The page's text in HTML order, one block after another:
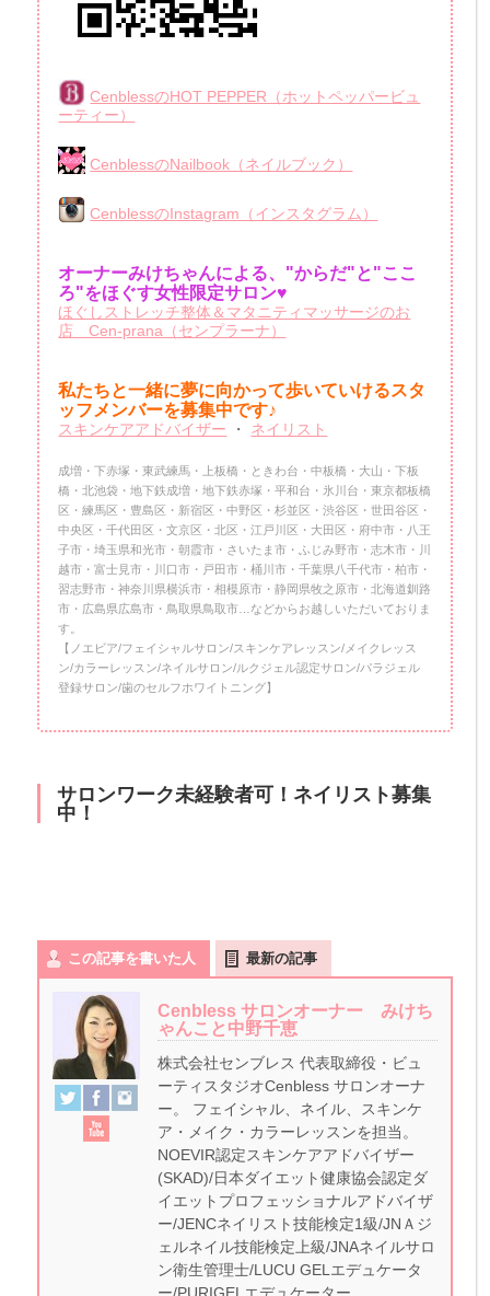
CenblessのHOT PEPPER（ホットペッパービュ
ーティー）
CenblessのNailbook（ネイルブック）
CenblessのInstagram（インスタグラム）
オーナーみけちゃんによる、"からだ"と"ここ
ろ"をほぐす女性限定サロン♥
ほぐしストレッチ整体＆マタニティマッサージのお
店 Cen-prana（センプラーナ）
私たちと一緒に夢に向かって歩いていけるスタ
ッフメンバーを募集中です♪
スキンケアアドバイザー ・ ネイリスト
成増・下赤塚・東武練馬・上板橋・ときわ台・中板橋・大山・下板
橋・北池袋・地下鉄成増・地下鉄赤塚・平和台・氷川台・東京都板橋
区・練馬区・豊島区・新宿区・中野区・杉並区・渋谷区・世田谷区・
中央区・千代田区・文京区・北区・江戸川区・大田区・府中市・八王
子市・埼玉県和光市・朝霞市・さいたま市・ふじみ野市・志木市・川
越市・富士見市・川口市・戸田市・桶川市・千葉県八千代市・柏市・
習志野市・神奈川県横浜市・相模原市・静岡県牧之原市・北海道釧路
市・広島県広島市・鳥取県鳥取市…などからお越しいただいておりま
す。
【ノエビア/フェイシャルサロン/スキンケアレッスン/メイクレッス
ン/カラーレッスン/ネイルサロン/ルクジェル認定サロン/パラジェル
登録サロン/歯のセルフホワイトニング】
サロンワーク未経験者可！ネイリスト募集
中！
この記事を書いた人 最新の記事
Cenbless サロンオーナー みけち
ゃんこと中野千恵
株式会社センブレス 代表取締役・ビュ
ーティスタジオCenbless サロンオーナ
ー。 フェイシャル、ネイル、スキンケ
ア・メイク・カラーレッスンを担当。
NOEVIR認定スキンケアアドバイザー
(SKAD)/日本ダイエット健康協会認定ダ
イエットプロフェッショナルアドバイザ
ー/JENCネイリスト技能検定1級/JNＡジ
ェルネイル技能検定上級/JNAネイルサロ
ン衛生管理士/LUCU GELエデュケータ